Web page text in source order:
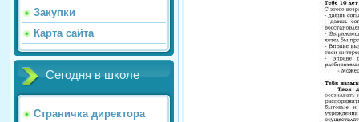
Закупки
Карта сайта
Сегодня в школе
Страничка директора